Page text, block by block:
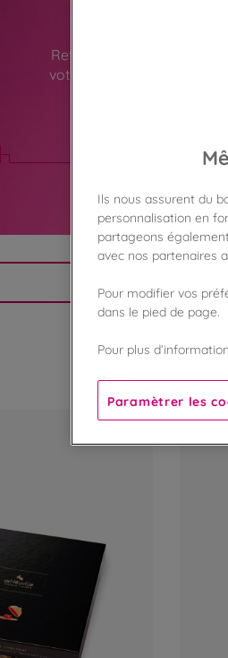
Retrouvez ici les
votre visite en toute
Ils nous assurent du
personnalisation en
partageons
avec nos partenaires
Pour modifier vos
dans le pied de page.
Pour plus
Paramètrer les